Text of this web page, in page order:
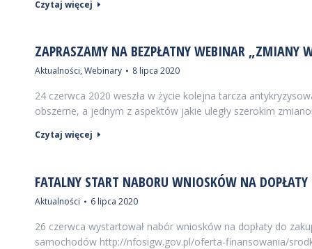
Czytaj więcej
ZAPRASZAMY NA BEZPŁATNY WEBINAR „ZMIANY
Aktualności, Webinary 8 lipca 2020
24 czerwca 2020 weszła w życie kolejna tarcza
obszerne, a jednym z aspektów jakie uległy szerokim
Czytaj więcej
FATALNY START NABORU WNIOSKÓW NA DOPŁATY
Aktualności 6 lipca 2020
26 czerwca wystartował nabór wniosków na dopłaty do
samochodów http://nfosigw.gov.pl/oferta-finansowania/